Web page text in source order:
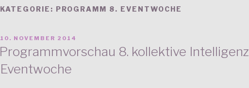
KATEGORIE: PROGRAMM 8. EVENTWOCHE
VERÖFFENTLICHT
10. NOVEMBER 2014
Programmvorschau 8. kollektive Intelligenz
Eventwoche